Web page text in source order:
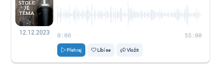
12.12.2023 0:00 55:00
Přehraj Líbí se Vložit